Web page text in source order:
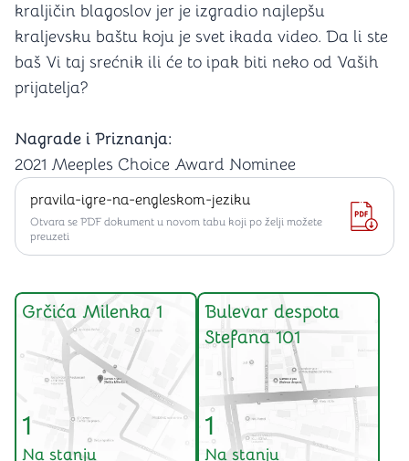
kraljičin blagoslov jer je izgradio najlepšu
kraljevsku baštu koju je svet ikada video. Da li ste
baš Vi taj srećnik ili će to ipak biti neko od Vaših
prijatelja?
Nagrade i Priznanja:
2021 Meeples Choice Award Nominee
pravila-igre-na-engleskom-jeziku
Otvara se PDF dokument u novom tabu koji po želji možete
preuzeti
Grčića Milenka 1
1
Na stanju
Bulevar despota
Stefana 101
1
Na stanju